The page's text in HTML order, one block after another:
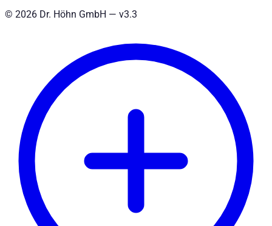
© 2026 Dr. Höhn GmbH — v3.3